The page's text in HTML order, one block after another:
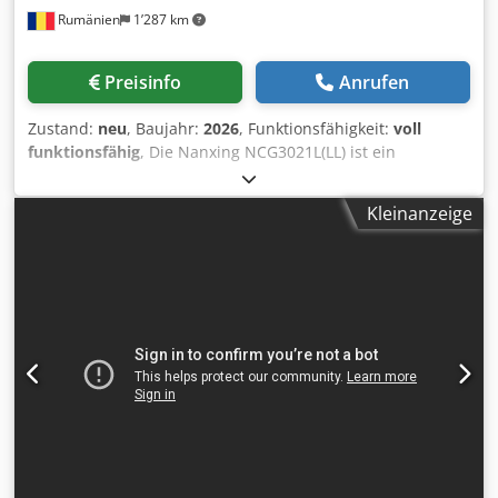
trennbare Vakuum Felder zu je 2150 x 2250 mm - 3
Tür - Hauptspindel 11 kW, 24.000 rpm - flüssigkeitsgekühlt
- Spindel mit C-Achs-Schnittstelle - Werkzeugaufnahme/-
z-Richtung - Vertikal Bohraggregat mit 21 Spindeln,
Antriebsleistung 2.3 kW - 2 x 14-fach Werkzeugwechsler
(Teller), je 1x vorne u. hinten 1 ROLLENTISCH f.
Plattentransport 7080 x 2200 mm Steuerung / software: -
PowerControl PC86 power touch - WoodWop 7.1 Machine
Rumänien 1’287 km
Preisinfo Anrufen
Zustand: neu, Baujahr: 2026, Funktionsfähigkeit: voll
funktionsfähig, Die Nanxing NCG3021L(LL) ist ein
Hochleistungs-CNC-Nesting-Bearbeitungszentrum, das für
Schneid-, Bohr-, Nut- und Etikettierarbeiten in einem
vollständig automatisierten Workflow konzipiert wurde.
optimierte Plattenbearbeitung gewährleistet. Die
professionelle FCC-Optimierungssoftware steigert die
Schnitteffizienz, minimiert Verschnitt und unterstützt ein
Kleinanzeige